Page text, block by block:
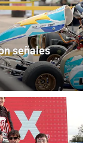
señales